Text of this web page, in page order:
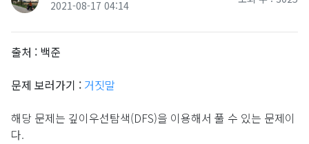
2021-08-17 04:14
출처 : 백준
문제 보러가기 : 거짓말
해당 문제는 깊이우선탐색(DFS)을 이용해서 풀 수 있는 문제이
다.